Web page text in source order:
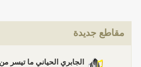
مقاطع جديدة
الجابري الحياني ما تيسر